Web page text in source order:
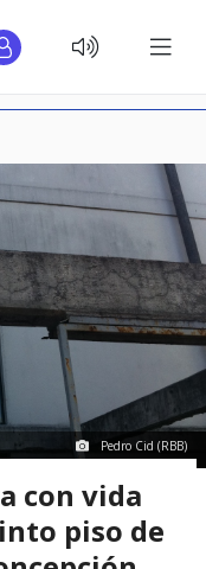
Pedro Cid (RBB)
con vida
piso de